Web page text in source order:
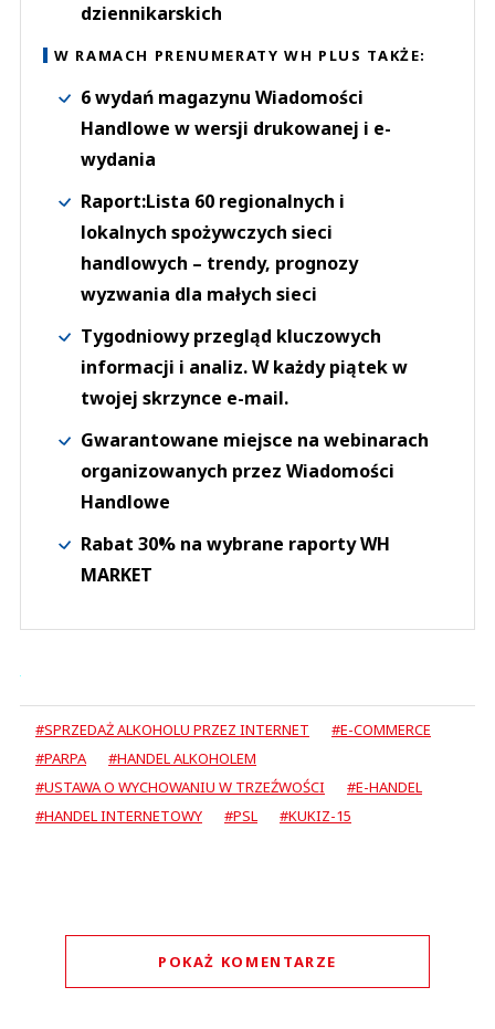
dziennikarskich
W RAMACH PRENUMERATY WH PLUS TAKŻE:
6 wydań magazynu Wiadomości
Handlowe w wersji drukowanej i e-
wydania
Raport:Lista 60 regionalnych i
lokalnych spożywczych sieci
handlowych – trendy, prognozy
wyzwania dla małych sieci
Tygodniowy przegląd kluczowych
informacji i analiz. W każdy piątek w
twojej skrzynce e-mail.
Gwarantowane miejsce na webinarach
organizowanych przez Wiadomości
Handlowe
Rabat 30% na wybrane raporty WH
MARKET
#SPRZEDAŻ ALKOHOLU PRZEZ INTERNET
#E-COMMERCE
#PARPA
#HANDEL ALKOHOLEM
#USTAWA O WYCHOWANIU W TRZEŹWOŚCI
#E-HANDEL
#HANDEL INTERNETOWY
#PSL #KUKIZ-15
POKAŻ KOMENTARZE